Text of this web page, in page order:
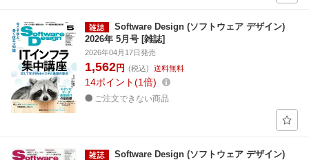
Software Design (ソフトウェア デザイン)
2026年 5月号 [雑誌]
2026年04月17日発売
1,562円 (税込) 送料無料
14ポイント 1倍
ご注文できない商品
Software Design (ソフトウェア デザイン)